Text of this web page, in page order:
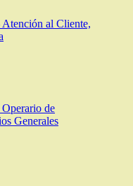
al Cliente,
de
Generales